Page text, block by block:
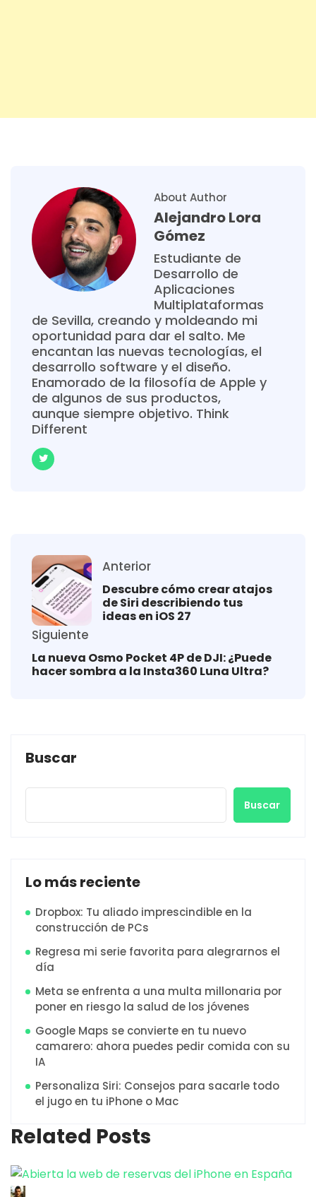
About Author
Alejandro Lora
Gómez
Estudiante de
Desarrollo de
Aplicaciones
Multiplataformas
de Sevilla, creando y moldeando mi
oportunidad para dar el salto. Me
encantan las nuevas tecnologías, el
desarrollo software y el diseño.
Enamorado de la filosofía de Apple y
de algunos de sus productos,
aunque siempre objetivo. Think
Different
Anterior
Descubre cómo crear atajos
de Siri describiendo tus
ideas en iOS 27
Siguiente
La nueva Osmo Pocket 4P de DJI: ¿Puede
hacer sombra a la Insta360 Luna Ultra?
Buscar
Buscar
Lo más reciente
Dropbox: Tu aliado imprescindible en la
construcción de PCs
Regresa mi serie favorita para alegrarnos el
día
Meta se enfrenta a una multa millonaria por
poner en riesgo la salud de los jóvenes
Google Maps se convierte en tu nuevo
camarero: ahora puedes pedir comida con su
IA
Personaliza Siri: Consejos para sacarle todo
el jugo en tu iPhone o Mac
Related Posts